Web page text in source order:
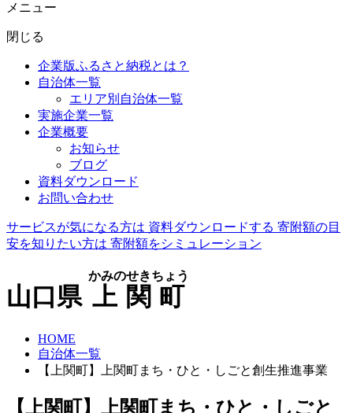
メニュー
閉じる
企業版ふるさと納税とは？
自治体一覧
エリア別自治体一覧
実施企業一覧
企業概要
お知らせ
ブログ
資料ダウンロード
お問い合わせ
サービスが気になる方は 資料ダウンロードする 寄附額の目
安を知りたい方は 寄附額をシミュレーション
山口県 上関町
かみのせきちょう
HOME
自治体一覧
【上関町】上関町まち・ひと・しごと創生推進事業
【上関町】上関町まち・ひと・しごと